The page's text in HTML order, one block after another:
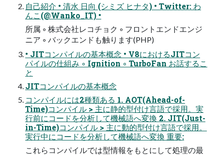
自己紹介 • 清水 日向 (シミズ ヒナタ) • Twitter: わ
んこ(@Wanko_IT) •
所属 ◦ 株式会社レコチョク ◦ フロントエンドエンジ
ニア ◦ バックエンドも触ります(PHP)
• JITコンパイルの基本概念 • V8におけるJITコン
パイルの仕組み ◦ Ignition ◦ TurboFan お話するこ
と
JITコンパイルの基本概念
コンパイルには2種類ある 1. AOT(Ahead-of-
Time)コンパイル > 主に静的型付け言語で採用。実
行前にコードを分析して機械語へ変換 2. JIT(Just-
in-Time)コンパイル > 主に動的型付け言語で採用。
実行中にコードを分析して機械語へ変換 重要:
これらコンパイルでは型情報をもとにして処理の最